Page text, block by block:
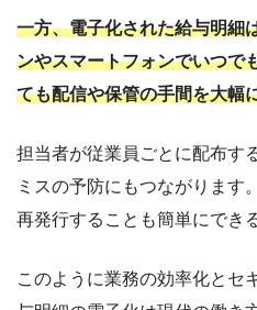
一方、電子化された給与明細
ンやスマートフォンでいつで
ても配信や保管の手間を大幅
担当者が従業員ごとに配布す
ミスの予防にもつながります
再発行することも簡単にでき
このように業務の効率化とセ